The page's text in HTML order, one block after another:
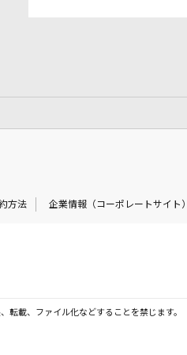
方法 企業情報（コーポレートサイト）
転載、ファイル化などすることを禁じます。